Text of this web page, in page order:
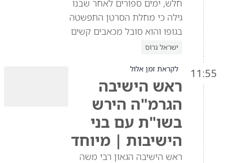
חלש, ימים ספורים לאחר שבנו
גילה כי מחלת הסרטן התפשטה
בגופו והוא סובל מכאבים קשים
ישראל גרוס
11:55 לקראת זמן אלול
ראש הישיבה
הגרמ"ה הירש
בשו"ת עם בני
הישיבות | מיוחד
ראש הישיבה הגאון רבי משה